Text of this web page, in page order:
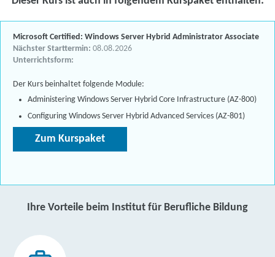
Microsoft Certified: Windows Server Hybrid Administrator Associate
Nächster Starttermin: 08.08.2026
Unterrichtsform:
Der Kurs beinhaltet folgende Module:
Administering Windows Server Hybrid Core Infrastructure (AZ-800)
Configuring Windows Server Hybrid Advanced Services (AZ-801)
Zum Kurspaket
Ihre Vorteile beim Institut für Berufliche Bildung